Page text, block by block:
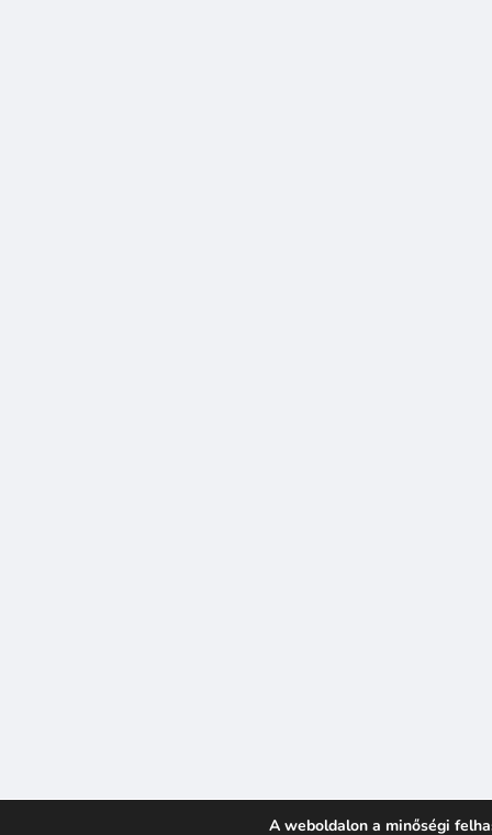
A weboldalon a minőségi